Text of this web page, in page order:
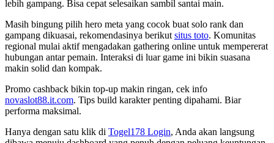
lebih gampang. Bisa cepat selesaikan sambil santai main.
Masih bingung pilih hero meta yang cocok buat solo rank dan
gampang dikuasai, rekomendasinya berikut situs toto. Komunitas
regional mulai aktif mengadakan gathering online untuk mempererat
hubungan antar pemain. Interaksi di luar game ini bikin suasana
makin solid dan kompak.
Promo cashback bikin top-up makin ringan, cek info
novaslot88.it.com. Tips build karakter penting dipahami. Biar
performa maksimal.
Hanya dengan satu klik di Togel178 Login, Anda akan langsung